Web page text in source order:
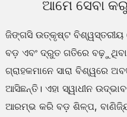
ଆମେ ସେବା
ଜିଙ୍ଗସି ଉତ୍କୃଷ୍ଟ ବିଶ୍ୱସ୍ତରୀୟ
ବଡ଼ ଏବଂ ଦ୍ରୁତ ଗତିରେ
ଗ୍ରାହକମାନେ ସାରା ବିଶ୍ୱରେ
ଆସିଛନ୍ତି। ଏହା ସ୍ୱାଧୀନ
ଆରମ୍ଭ କରି ବଡ଼ ଶିଳ୍ପ,